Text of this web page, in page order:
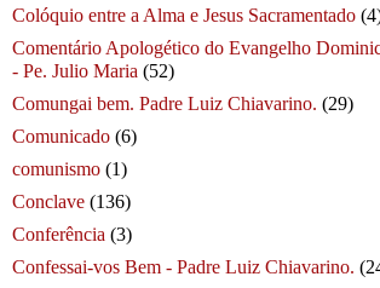
Colóquio entre a Alma e Jesus Sacramentado
Comentário Apologético do Evangelho
- Pe. Julio Maria (52)
Comungai bem. Padre Luiz Chiavarino. (29)
Comunicado (6)
comunismo (1)
Conclave (136)
Conferência (3)
Confessai-vos Bem - Padre Luiz Chiavarino.